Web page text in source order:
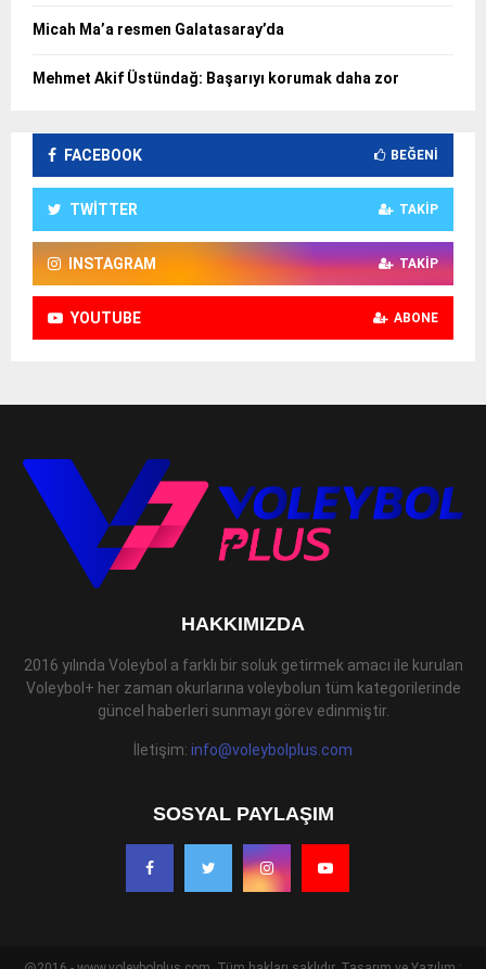
Micah Ma’a resmen Galatasaray’da
Mehmet Akif Üstündağ: Başarıyı korumak daha zor
FACEBOOK BEĞENI
TWITTER TAKIP
INSTAGRAM TAKIP
YOUTUBE ABONE
HAKKIMIZDA
2016 yılında Voleybol a farklı bir soluk getirmek amacı ile kurulan
Voleybol+ her zaman okurlarına voleybolun tüm kategorilerinde
güncel haberleri sunmayı görev edinmiştir.
İletişim: info@voleybolplus.com
SOSYAL PAYLAŞIM